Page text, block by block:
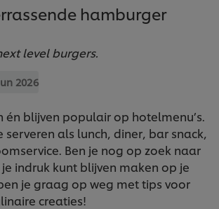
hamburger
level burgers.
2026
én blijven populair op hotelmenu’s.
serveren als lunch, diner, bar snack,
Ben je nog op zoek naar
indruk kunt blijven maken op je
je graag op weg met tips voor
creaties!